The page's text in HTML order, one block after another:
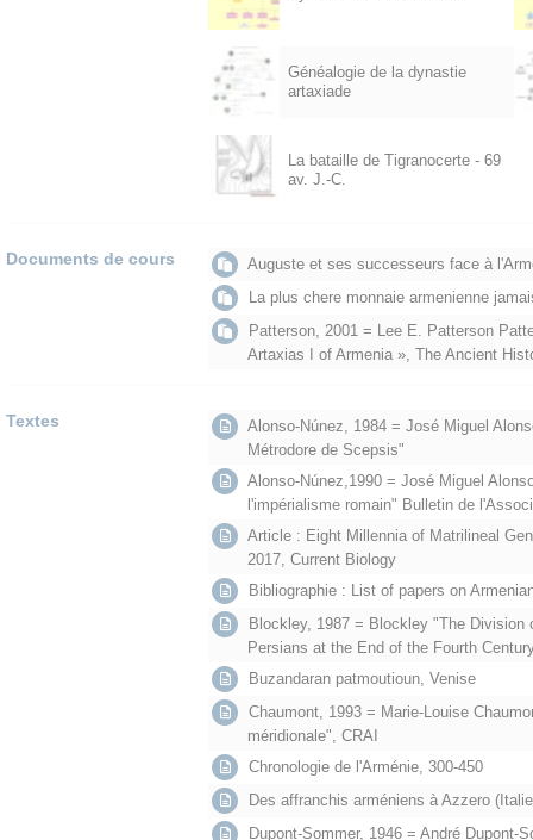
Généalogie de la dynastie
artaxiade
La bataille de Tigranocerte - 69
av. J.-C.
Documents de cours
Auguste et ses successeurs face à
La plus chere monnaie armenienne
Patterson, 2001 = Lee E. Patterson
Artaxias I of Armenia », The Ancient
Textes
Alonso-Núnez, 1984 = José Miguel
Métrodore de Scepsis"
Alonso-Núnez,1990 = José Miguel
l'impérialisme romain" Bulletin de
Article : Eight Millennia of Matrilineal
2017, Current Biology
Bibliographie : List of papers on
Blockley, 1987 = Blockley "The Division
Persians at the End of the Fourth
Buzandaran patmoutioun, Venise
Chaumont, 1993 = Marie-Louise
méridionale", CRAI
Chronologie de l'Arménie, 300-450
Des affranchis arméniens à Azzero
Dupont-Sommer, 1946 = André Dupont-